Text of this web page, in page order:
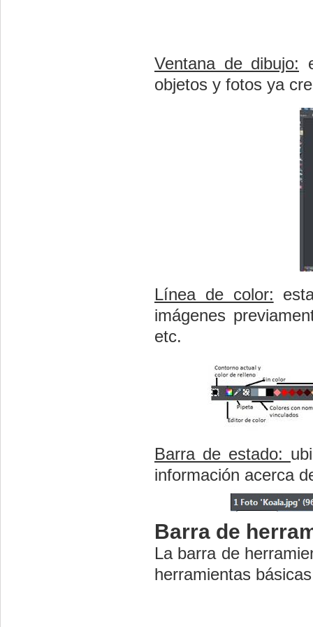
Ventana de dibujo:
objetos y fotos ya
Línea de color:
imágenes
etc.
Barra de estado:
información acerca
Barra de
La barra de
herramientas